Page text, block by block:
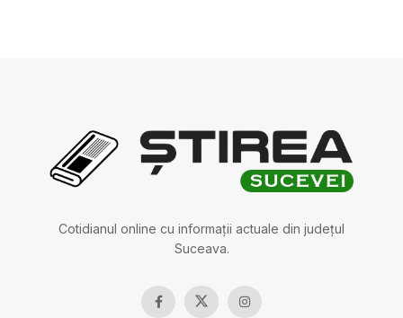
Cotidianul online cu informații actuale din județul
Suceava.